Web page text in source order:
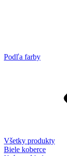
Podľa farby
Všetky produkty
Biele koberce